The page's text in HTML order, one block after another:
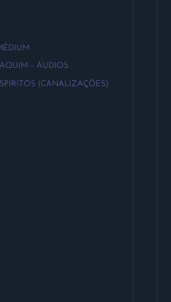
– ÁUDIOS
(CANALIZAÇÕES)